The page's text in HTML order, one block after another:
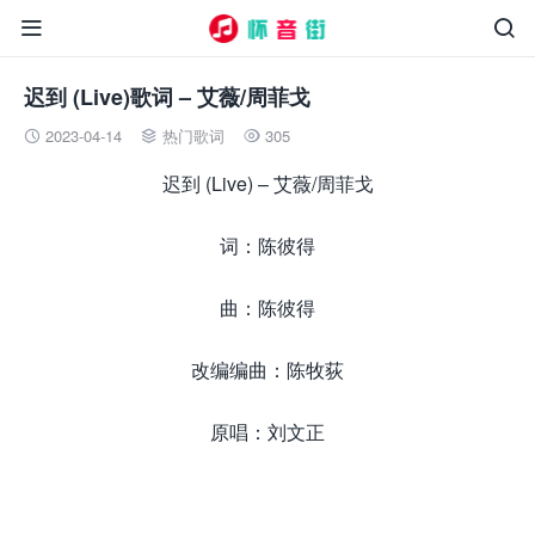


迟到 (Live)歌词 – 艾薇/周菲戈
 2023-04-14  热门歌词  305
迟到 (Live) – 艾薇/周菲戈
词：陈彼得
曲：陈彼得
改编编曲：陈牧荻
原唱：刘文正